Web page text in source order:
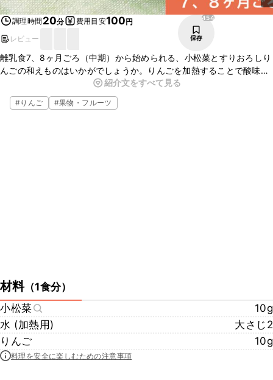
調理時間 20分 費用目安100円
レビュー
454
保存
離乳食7、8ヶ月ごろ（中期）から始められる、小松菜とすりおろしり
んごの和えものはいかがでしょうか。りんごを加熱することで酸味が
和らぎ、小松菜との相性もぴったりです。柔らくしたい場合は、昆布
だしを加えると食べやすくなりますよ。ぜひお試しくださいね。
紹介文をすべて見る
#りんご #果物・フルーツ
材料（1食分）
小松菜
10g
水 (加熱用)
大さじ2
りんご
10g
料理を安全に楽しむための注意事項